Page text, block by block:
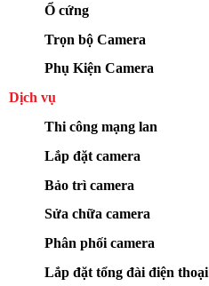
Ổ cứng
Trọn bộ Camera
Phụ Kiện Camera
Dịch vụ
Thi công mạng lan
Lắp đặt camera
Bảo trì camera
Sửa chữa camera
Phân phối camera
Lắp đặt tổng đài điện thoại